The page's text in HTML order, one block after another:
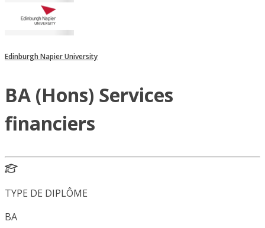
Edinburgh Napier University
BA (Hons) Services
financiers
TYPE DE DIPLÔME
BA